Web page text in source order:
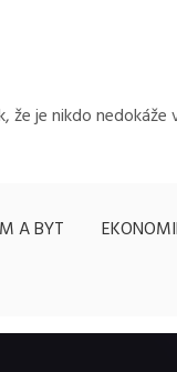
že je nikdo
A BYT